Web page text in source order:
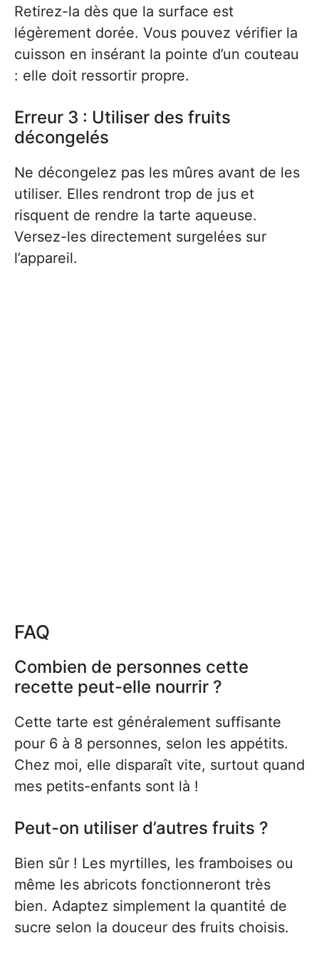
Retirez-la dès que la surface est
légèrement dorée. Vous pouvez vérifier la
cuisson en insérant la pointe d’un couteau
: elle doit ressortir propre.
Erreur 3 : Utiliser des fruits
décongelés
Ne décongelez pas les mûres avant de les
utiliser. Elles rendront trop de jus et
risquent de rendre la tarte aqueuse.
Versez-les directement surgelées sur
l’appareil.
FAQ
Combien de personnes cette
recette peut-elle nourrir ?
Cette tarte est généralement suffisante
pour 6 à 8 personnes, selon les appétits.
Chez moi, elle disparaît vite, surtout quand
mes petits-enfants sont là !
Peut-on utiliser d’autres fruits ?
Bien sûr ! Les myrtilles, les framboises ou
même les abricots fonctionneront très
bien. Adaptez simplement la quantité de
sucre selon la douceur des fruits choisis.